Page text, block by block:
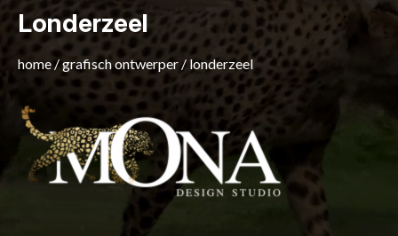
Londerzeel
home /grafisch ontwerper / londerzeel